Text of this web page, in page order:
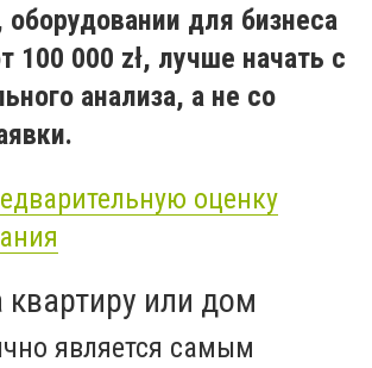
для бизнеса
100 000 zł, лучше начать с
анализа, а не со
оценку
квартиру или дом
является самым